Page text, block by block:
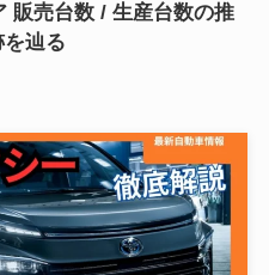
販売台数 / 生産台数の推
辿る